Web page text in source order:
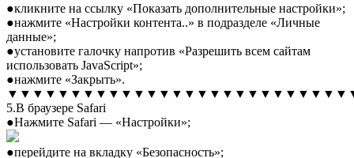
●кликните на ссылку «Показать дополнительные настройки»;
●нажмите «Настройки контента..» в подразделе «Личные
данные»;
●установите галочку напротив «Разрешить всем сайтам
использовать JavaScript»;
●нажмите «Закрыть».
5.В браузере Safari
●Нажмите Safari — «Настройки»;
●перейдите на вкладку «Безопасность»;